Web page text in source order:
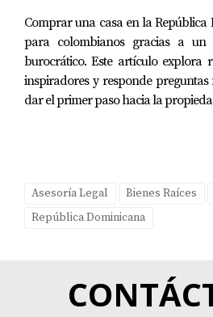
Comprar una casa en la República
para colombianos gracias a un
burocrático. Este artículo explora
inspiradores y responde preguntas
dar el primer paso hacia la
Asesoría Legal Bienes Raíces
República Dominicana